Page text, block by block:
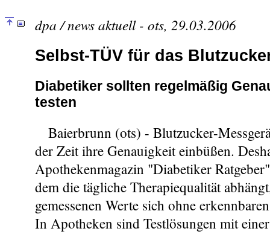
dpa / news aktuell - ots, 29.03.2006
Selbst-TÜV für das
Diabetiker sollten regelmäßig
testen
Baierbrunn (ots) - Blutzucker-
der Zeit ihre Genauigkeit einbüßen.
Apothekenmagazin "Diabetiker
dem die tägliche Therapiequalität
gemessenen Werte sich ohne
In Apotheken sind Testlösungen mit